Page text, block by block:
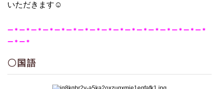
いただきます☺
ー＊ー＊ー＊ー＊ー＊ー＊ー＊ー＊ー＊ー＊ー＊ー＊ー＊ー＊ー＊ー＊ー＊
ー＊ー＊
〇国語